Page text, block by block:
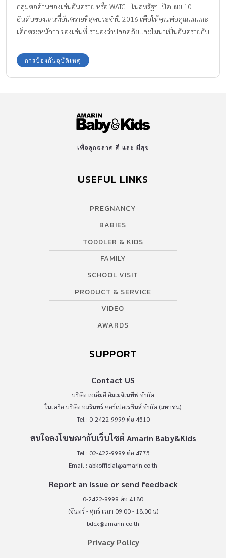
กลุ่มต่อต้านของเล่นอันตราย หรือ WATCH ในสหรัฐฯ เปิดเผย 10
อันดับของเล่นที่อันตรายที่สุดประจำปี 2016 เพื่อให้คุณพ่อคุณแม่และ
เด็กตระหนักว่า ของเล่นที่เรามองว่าปลอดภัยและไม่น่าเป็นอันตรายกับ
บาดเจ็บเล็กน้อย ไปจนถึงขั้นเสียชีวิต จากการออกแบบและการผลิตที่
ไม่ได้มาตรฐาน อยากทราบแล้วใช่ไหมคะว่า ของเล่นอันตราย ที่ว่านั้นมี
การป้องกันอุบัติเหตุ
เพื่อลูกฉลาด ดี และ มีสุข
USEFUL LINKS
PREGNANCY
BABIES
TODDLER & KIDS
FAMILY
SCHOOL VISIT
PRODUCT & SERVICE
VIDEO
AWARDS
SUPPORT
Contact US
บริษัท เอเอ็มอี อิมเมจิเนทีฟ จำกัด
ในเครือ บริษัท อมรินทร์ คอร์เปอเรชั่นส์ จำกัด (มหาชน)
Tel : 0-2422-9999 ต่อ 4510
สนใจลงโฆษณากับเว็บไซต์ Amarin Baby&Kids
Tel : 02-422-9999 ต่อ 4775
Email : abkofficial@amarin.co.th
Report an issue or send feedback
0-2422-9999 ต่อ 4180
(จันทร์ - ศุกร์ เวลา 09.00 - 18.00 น)
bdcx@amarin.co.th
Privacy Policy